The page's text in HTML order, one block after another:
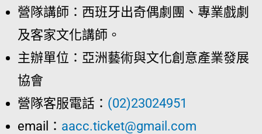
營隊講師：西班牙出奇偶劇團、專業戲劇
及客家文化講師。
主辦單位：亞洲藝術與文化創意產業發展
協會
營隊客服電話： (02)23024951
email： aacc.ticket@gmail.com